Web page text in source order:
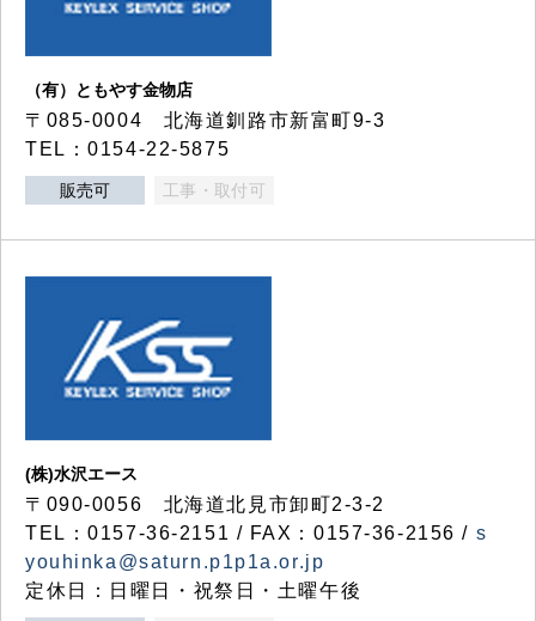
（有）ともやす金物店
〒085-0004 北海道釧路市新富町9-3
TEL：0154-22-5875
販売可 工事・取付可
(株)水沢エース
〒090-0056 北海道北見市卸町2-3-2
TEL：0157-36-2151 / FAX：0157-36-2156 / s
youhinka@saturn.p1p1a.or.jp
定休日：日曜日・祝祭日・土曜午後